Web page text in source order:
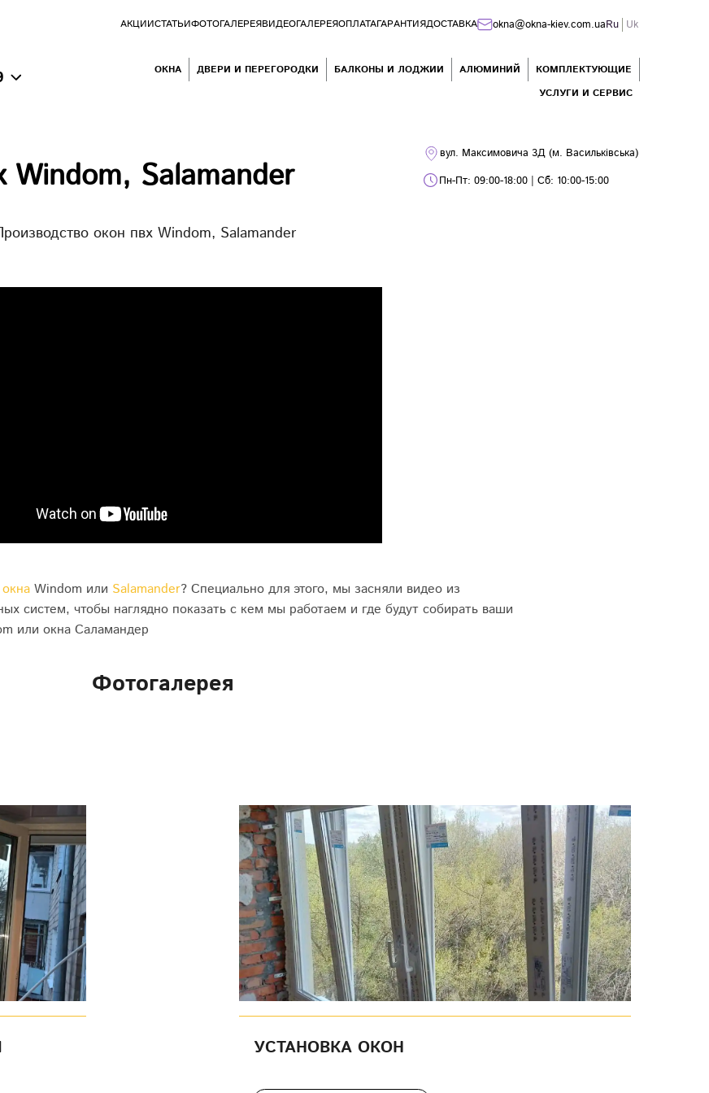
АКЦИИСТАТЬИФОТОГАЛЕРЕЯВИДЕОГАЛЕРЕЯОПЛАТАГАРАНТИЯДОСТАВКА okna@okna-kiev.com.uaRu Uk
ОКНА ДВЕРИ И ПЕРЕГОРОДКИ БАЛКОНЫ И ЛОДЖИИ АЛЮМИНИЙ
КОМПЛЕКТУЮЩИЕ
УСЛУГИ И СЕРВИС
вул. Максимовича 3Д (м. Васильківська)
Пн-Пт: 09:00-18:00 | Сб: 10:00-15:00
Windom, Salamander
окон пвх Windom, Salamander
Windom или Salamander? Специально для этого, мы засняли видео из
систем, чтобы наглядно показать с кем мы работаем и где будут собирать ваши
или окна Саламандер
Фотогалерея
УСТАНОВКА ОКОН